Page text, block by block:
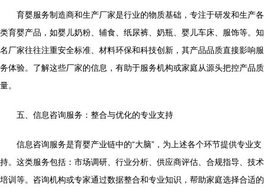
育婴服务制造商和生产厂家是行业的物质基础，专注于研发和生产各
类育婴产品，如婴儿奶粉、辅食、纸尿裤、奶瓶、婴儿车床、服饰等。知
名厂家往往注重安全标准、材料环保和科技创新，其产品品质直接影响服
务体验。了解这些厂家的信息，有助于服务机构或家庭从源头把控产品质
量。
五、信息咨询服务：整合与优化的专业支持
信息咨询服务是育婴产业链中的“大脑”，为上述各个环节提供专业支
持。这类服务包括：市场调研、行业分析、供应商评估、合规指导、技术
培训等。咨询机构或专家通过数据整合和专业知识，帮助家庭选择合适的